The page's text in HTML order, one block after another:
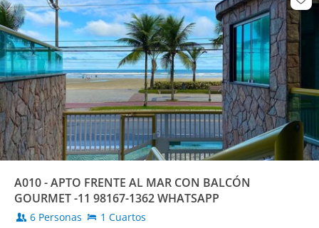
A010 - APTO FRENTE AL MAR CON BALCÓN
GOURMET -11 98167-1362 WHATSAPP
6 Personas 1 Cuartos